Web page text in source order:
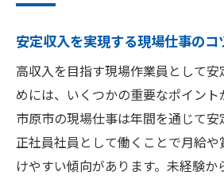
安定収入を実現する現場仕事のコ
高収入を目指す現場作業員として
めには、いくつかの重要なポイント
市原市の現場仕事は年間を通じて安
正社員社員として働くことで月給
けやすい傾向があります。未経験か